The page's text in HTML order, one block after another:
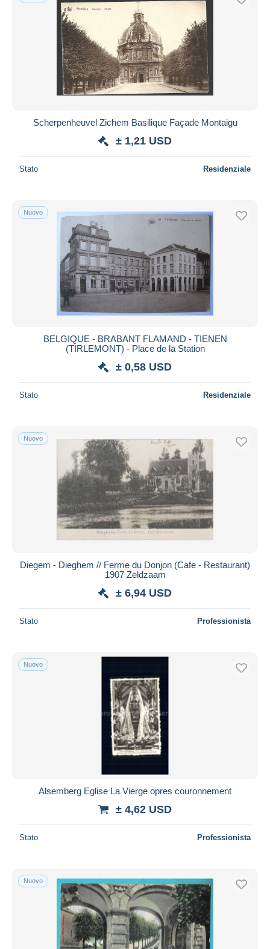
Scherpenheuvel Zichem Basilique Façade Montaigu
± 1,21 USD
Stato Residenziale
Nuovo
BELGIQUE - BRABANT FLAMAND - TIENEN
(TIRLEMONT) - Place de la Station
± 0,58 USD
Stato Residenziale
Nuovo
Diegem - Dieghem // Ferme du Donjon (Cafe - Restaurant)
1907 Zeldzaam
± 6,94 USD
Stato Professionista
Nuovo
Alsemberg Eglise La Vierge opres couronnement
± 4,62 USD
Stato Professionista
Nuovo